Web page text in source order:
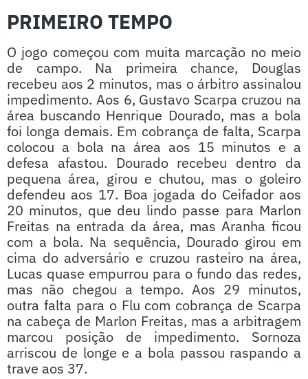
PRIMEIRO TEMPO
O jogo começou com muita marcação no meio
de campo. Na primeira chance, Douglas
recebeu aos 2 minutos, mas o árbitro assinalou
impedimento. Aos 6, Gustavo Scarpa cruzou na
área buscando Henrique Dourado, mas a bola
foi longa demais. Em cobrança de falta, Scarpa
colocou a bola na área aos 15 minutos e a
defesa afastou. Dourado recebeu dentro da
pequena área, girou e chutou, mas o goleiro
defendeu aos 17. Boa jogada do Ceifador aos
20 minutos, que deu lindo passe para Marlon
Freitas na entrada da área, mas Aranha ficou
com a bola. Na sequência, Dourado girou em
cima do adversário e cruzou rasteiro na área,
Lucas quase empurrou para o fundo das redes,
mas não chegou a tempo. Aos 29 minutos,
outra falta para o Flu com cobrança de Scarpa
na cabeça de Marlon Freitas, mas a arbitragem
marcou posição de impedimento. Sornoza
arriscou de longe e a bola passou raspando a
trave aos 37.